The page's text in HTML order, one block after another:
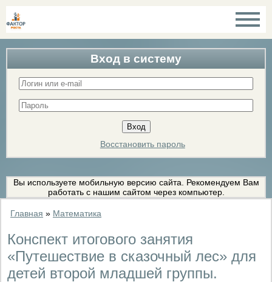
Вход в систему
Восстановить пароль
Вы используете мобильную версию сайта. Рекомендуем Вам
работать с нашим сайтом через компьютер.
Главная » Математика
Конспект итогового занятия
«Путешествие в сказочный лес» для
детей второй младшей группы.